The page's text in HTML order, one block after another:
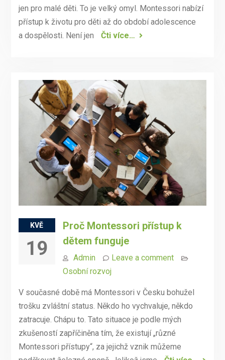
jen pro malé děti. To je velký omyl. Montessori nabízí
přístup k životu pro děti až do období adolescence
a dospělosti. Není jen
Čti více…
KVĚ
19
Proč Montessori přístup k
dětem funguje
Admin
Leave a comment
Osobní rozvoj
V současné době má Montessori v Česku bohužel
trošku zvláštní status. Někdo ho vychvaluje, někdo
zatracuje. Chápu to. Tato situace je podle mých
zkušeností zapříčiněna tím, že existují „různé
Montessori přístupy“, za jejichž vznik můžeme